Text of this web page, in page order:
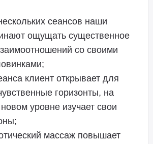
сеансов наши
ощущать существенное
со своими
клиент открывает для
горизонты, на
уровне изучает свои
массаж повышает